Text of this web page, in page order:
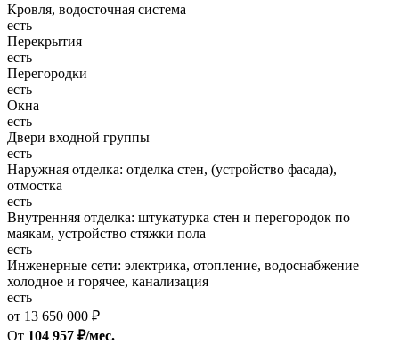
Кровля, водосточная система
есть
Перекрытия
есть
Перегородки
есть
Окна
есть
Двери входной группы
есть
Наружная отделка: отделка стен, (устройство фасада),
отмостка
есть
Внутренняя отделка: штукатурка стен и перегородок по
маякам, устройство стяжки пола
есть
Инженерные сети: электрика, отопление, водоснабжение
холодное и горячее, канализация
есть
от 13 650 000 ₽
От 104 957 ₽/мес.